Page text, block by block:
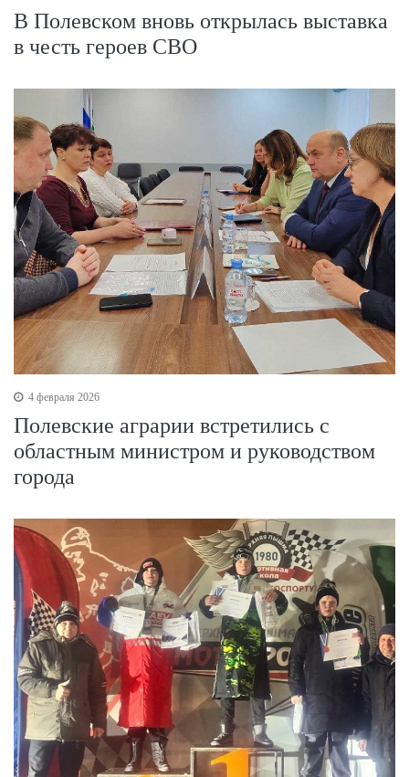
В Полевском вновь открылась выставка
в честь героев СВО
4 февраля 2026
Полевские аграрии встретились c
областным министром и руководством
города